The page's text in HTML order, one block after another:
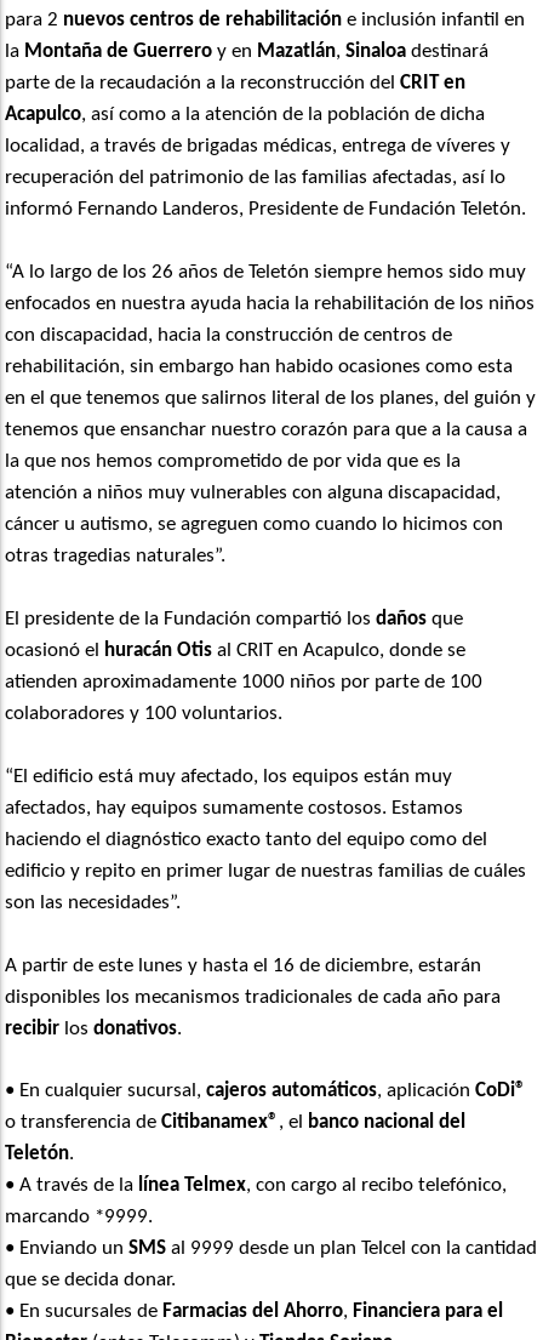
para 2 nuevos centros de rehabilitación e inclusión infantil en
la Montaña de Guerrero y en Mazatlán,Sinaloa destinará
parte de la recaudación a la reconstrucción delCRIT en
Acapulco, así como a la atención de la población de dicha
localidad, a través de brigadas médicas, entrega de víveres y
recuperación del patrimonio de las familias afectadas, así lo
informó Fernando Landeros, Presidente de Fundación Teletón.
“A lo largo de los 26 años de Teletón siempre hemos sido muy
enfocados en nuestra ayuda hacia la rehabilitación de los niños
con discapacidad, hacia la construcción de centros de
rehabilitación, sin embargo han habido ocasiones como esta
en el que tenemos que salirnos literal de los planes, del guión y
tenemos que ensanchar nuestro corazón para que a la causa a
la que nos hemos comprometido de por vida que es la
atención a niños muy vulnerables con alguna discapacidad,
cáncer u autismo, se agreguen como cuando lo hicimos con
otras tragedias naturales”.
El presidente de la Fundación compartió losdaños que
ocasionó el
huracán Otis al CRIT en Acapulco, donde se
atienden aproximadamente 1000 niños por parte de 100
colaboradores y 100 voluntarios.
“El edificio está muy afectado, los equipos están muy
afectados, hay equipos sumamente costosos. Estamos
haciendo el diagnóstico exacto tanto del equipo como del
edificio y repito en primer lugar de nuestras familias de cuáles
son las necesidades”.
A partir de este lunes y hasta el 16 de diciembre, estarán
disponibles los mecanismos tradicionales de cada año para
recibir losdonativos.
• En cualquier sucursal,cajeros automáticos, aplicaciónCoDi®
o transferencia deCitibanamex® , el banco nacional del
Teletón.
• A través de la línea Telmex, con cargo al recibo telefónico,
marcando *9999.
• Enviando unSMS al 9999 desde un plan Telcel con la cantidad
que se decida donar.
• En sucursales de Farmacias del Ahorro, Financiera para el